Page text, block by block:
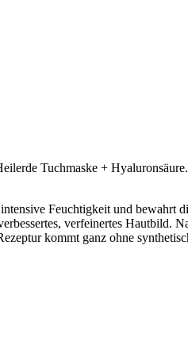
Tuchmaske +
Feuchtigkeit und bewahrt
verfeinertes
kommt ganz ohne